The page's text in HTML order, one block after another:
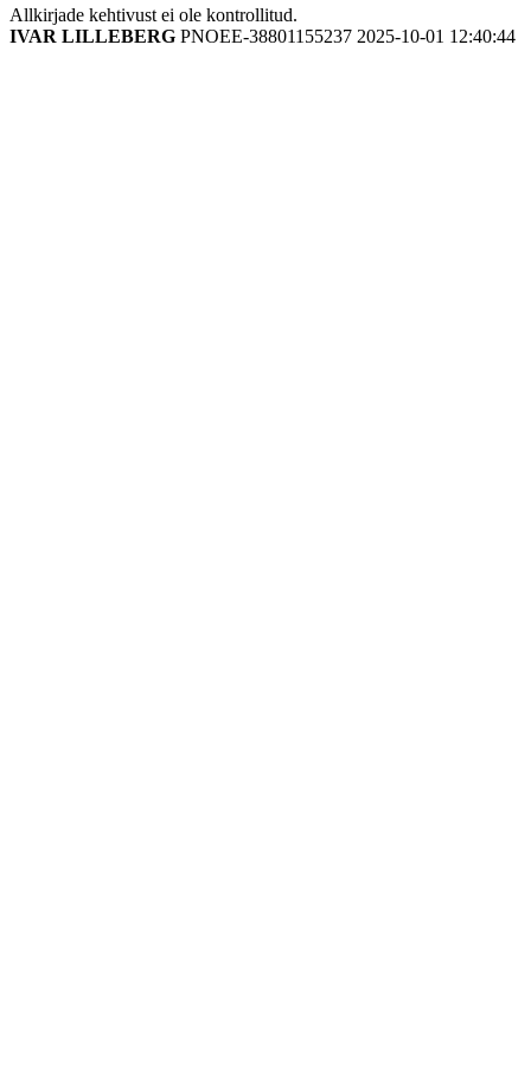
Allkirjade kehtivust ei ole kontrollitud.
IVAR LILLEBERG PNOEE-38801155237 2025-10-01 12:40:44